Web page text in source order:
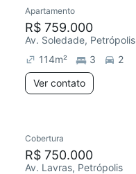
Apartamento
R$ 759.000
Av. Soledade, Petrópolis
114m² 3
2
Ver contato
Cobertura
R$ 750.000
Av. Lavras, Petrópolis